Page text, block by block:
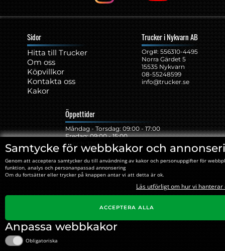
Samtycke för webbkakor och
Genom att acceptera samtycker du till användning av kakor och personuppgifter för
funktion, analys och personanpassad annonsering
Om du fortsätter eller trycker på knappen antar vi att detta är ok.
Läs utförligt om hur vi hanterar
ACCEPTERA ALLA
Anpassa webbkakor
Obligatoriska
Sidor
Hitta till Trucker
Om oss
Köpvillkor
Kontakta oss
Kakor
Trucker i Nykvarn AB
Org#: ‍556310-4495
Norra Gärdet 5
15535 Nykvarn
08-55248599
info@trucker.se
Öppettider
Måndag - Torsdag: 09:00 - 17:00
Fredag: 09:00 - 15:00
Lunch: 12:00 - 13:15